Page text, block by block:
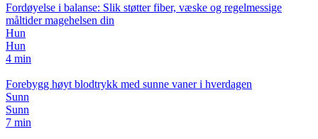
Fordøyelse i balanse: Slik støtter fiber, væske og regelmessige
måltider magehelsen din
Hun
Hun
4 min
Forebygg høyt blodtrykk med sunne vaner i hverdagen
Sunn
Sunn
7 min